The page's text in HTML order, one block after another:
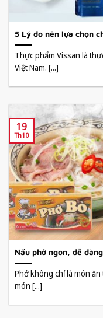
5 Lý do nên lựa chọn
Thực phẩm Vissan là
Việt Nam. [...]
Nấu phở ngon, dễ
Phở không chỉ là món
món [...]
19
Th10